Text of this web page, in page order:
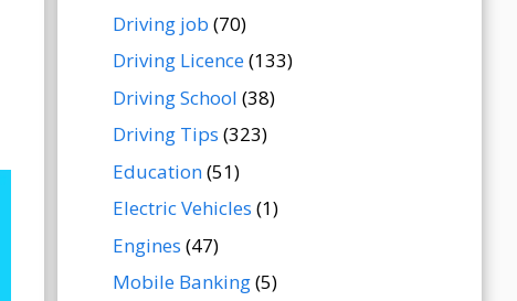
Driving job (70)
Driving Licence(133)
Driving School (38)
Driving Tips (323)
Education(51)
Electric Vehicles (1)
Engines (47)
Mobile Banking(5)